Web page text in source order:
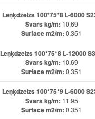
Leņķdzelzs 100*75*8 L-6000
Svars kg/m: 10.69
Surface m2/m: 0.351
Leņķdzelzs 100*75*8 L-12000
Svars kg/m: 10.69
Surface m2/m: 0.351
Leņķdzelzs 100*75*9 L-6000
Svars kg/m: 11.95
Surface m2/m: 0.351